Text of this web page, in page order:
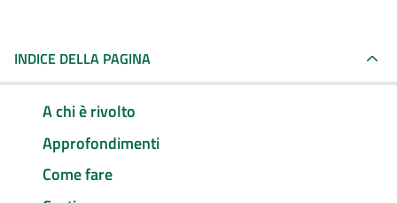
INDICE DELLA PAGINA
A chi è rivolto
Approfondimenti
Come fare